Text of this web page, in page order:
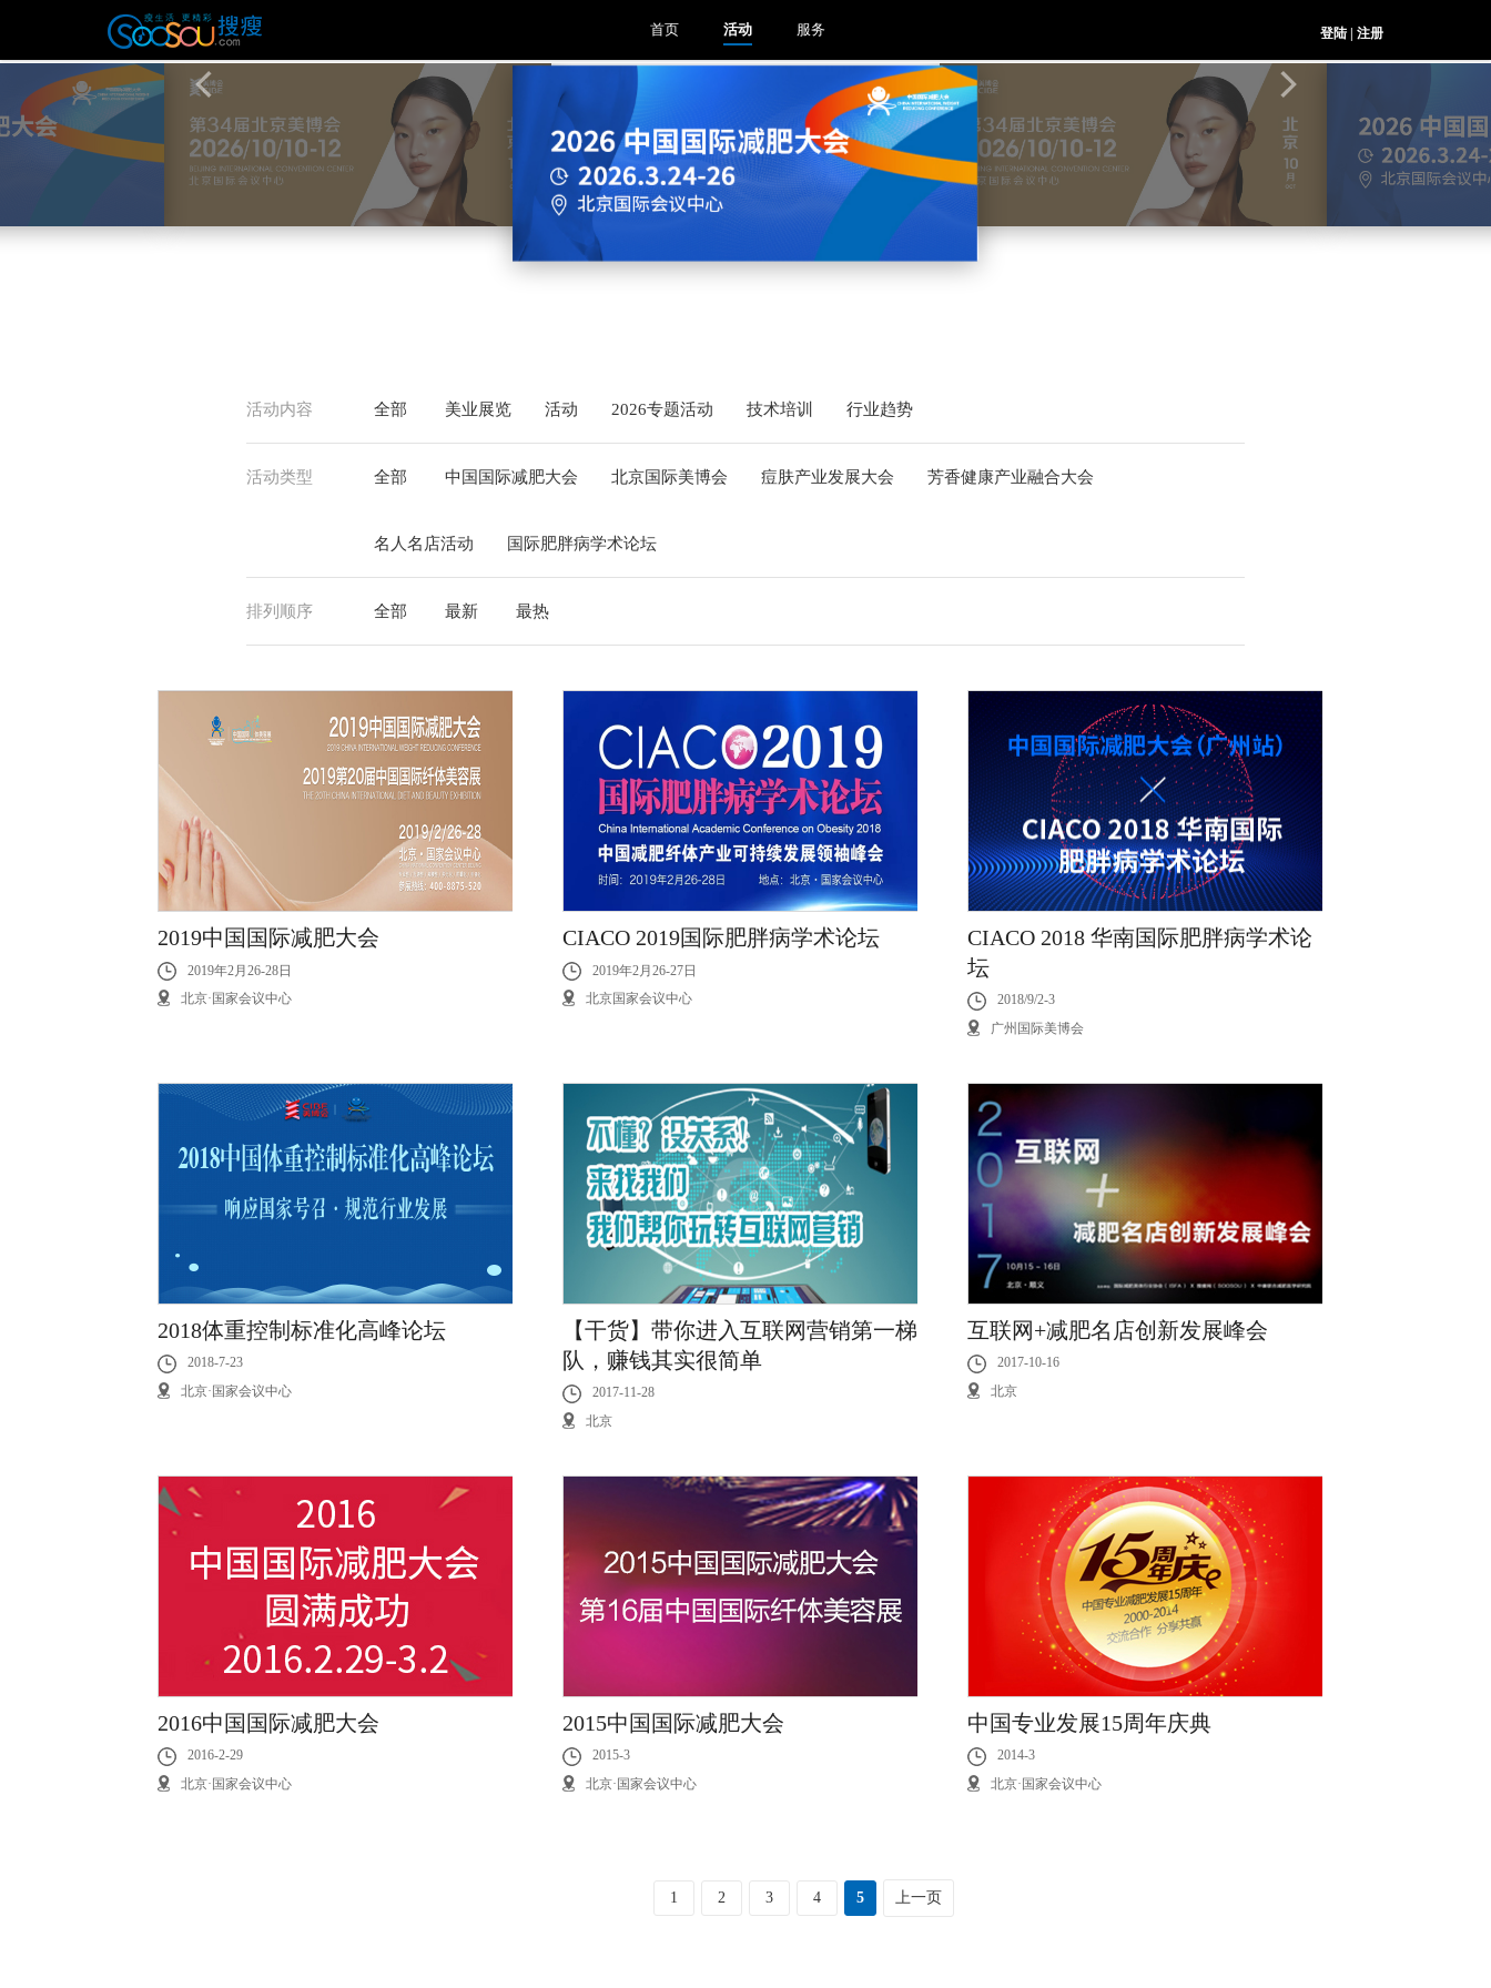
首页 活动 服务 登陆 注册
活动内容 全部 美业展览 活动 2026专题活动 技术培训 行业趋势
活动类型 全部 中国国际减肥大会 北京国际美博会 痘肤产业发展大会 芳香健康产业融合大会
名人名店活动 国际肥胖病学术论坛
排列顺序 全部 最新 最热
2019中国国际减肥大会
2019年2月26-28日
北京·国家会议中心
CIACO 2019国际肥胖病学术论坛
2019年2月26-27日
北京国家会议中心
CIACO 2018 华南国际肥胖病学术论
坛
2018/9/2-3
广州国际美博会
2018体重控制标准化高峰论坛
2018-7-23
北京·国家会议中心
【干货】带你进入互联网营销第一梯
队，赚钱其实很简单
2017-11-28
北京
互联网+减肥名店创新发展峰会
2017-10-16
北京
2016中国国际减肥大会
2016-2-29
北京·国家会议中心
2015中国国际减肥大会
2015-3
北京·国家会议中心
中国专业发展15周年庆典
2014-3
北京·国家会议中心
1 2 3 4 5 上一页